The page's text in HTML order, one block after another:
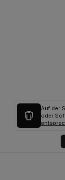
Auf der
oder